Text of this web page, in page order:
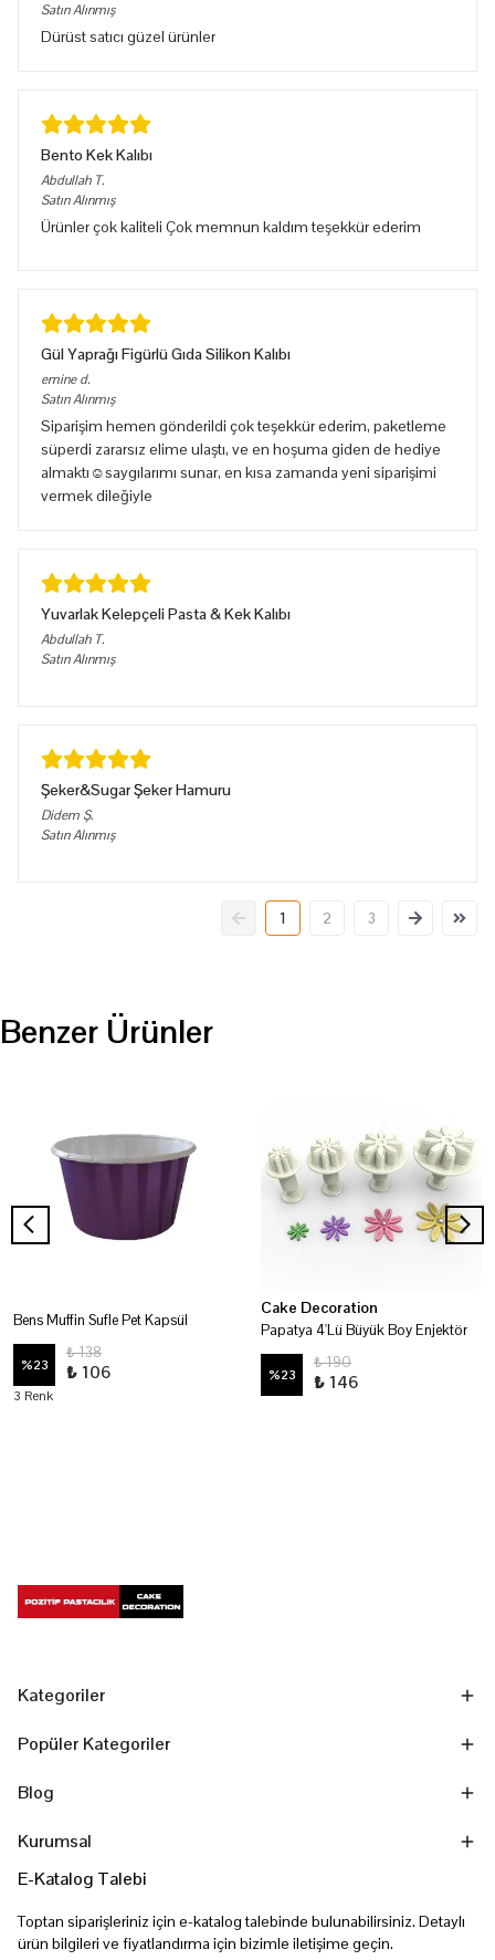
Satın Alınmış
Dürüst satıcı güzel ürünler
Bento Kek Kalıbı
Abdullah T.
Satın Alınmış
Ürünler çok kaliteli Çok memnun kaldım teşekkür ederim
Gül Yaprağı Figürlü Gıda Silikon Kalıbı
emine d.
Satın Alınmış
Siparişim hemen gönderildi çok teşekkür ederim, paketleme
süperdi zararsız elime ulaştı, ve en hoşuma giden de hediye
almaktı☺️saygılarımı sunar, en kısa zamanda yeni siparişimi
vermek dileğiyle
Yuvarlak Kelepçeli Pasta & Kek Kalıbı
Abdullah T.
Satın Alınmış
Şeker&Sugar Şeker Hamuru
Didem Ş.
Satın Alınmış
1 2 3
Benzer Ürünler
Bens Muffin Sufle Pet Kapsül
%23
₺ 138
₺ 106
3 Renk
Cake Decoration
Papatya 4'Lü Büyük Boy Enjektör
%23
₺ 190
₺ 146
Kategoriler
Popüler Kategoriler
Blog
Kurumsal
E-Katalog Talebi
Toptan siparişleriniz için e-katalog talebinde bulunabilirsiniz. Detaylı
ürün bilgileri ve fiyatlandırma için bizimle iletişime geçin.